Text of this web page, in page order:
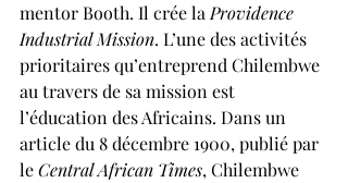
mentor Booth. Il crée la Providence
Industrial Mission. L’une des activités
prioritaires qu’entreprend Chilembwe
au travers de sa mission est
l’éducation des Africains. Dans un
article du 8 décembre 1900, publié par
le Central African Times, Chilembwe